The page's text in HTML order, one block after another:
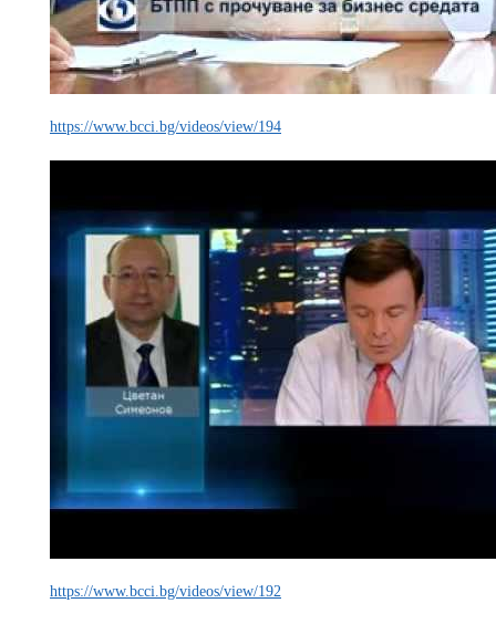
https://www.bcci.bg/videos/view/194
https://www.bcci.bg/videos/view/192